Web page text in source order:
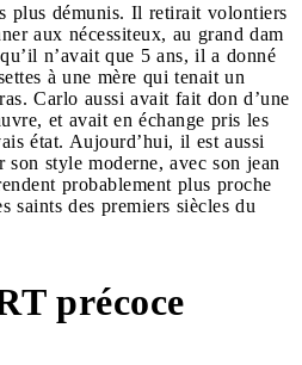
plus démunis. Il retirait volontiers
aux nécessiteux, au grand dam
n’avait que 5 ans, il a donné
à une mère qui tenait un
Carlo aussi avait fait don d’une
et avait en échange pris les
état. Aujourd’hui, il est aussi
son style moderne, avec son jean
probablement plus proche
saints des premiers siècles du
précoce